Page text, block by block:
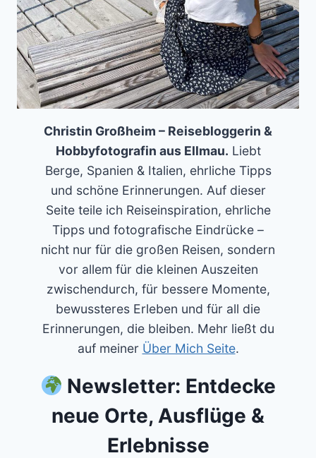
Christin Großheim – Reisebloggerin &
Hobbyfotografin aus Ellmau. Liebt
Berge, Spanien & Italien, ehrliche Tipps
und schöne Erinnerungen. Auf dieser
Seite teile ich Reiseinspiration, ehrliche
Tipps und fotografische Eindrücke –
nicht nur für die großen Reisen, sondern
vor allem für die kleinen Auszeiten
zwischendurch, für bessere Momente,
bewussteres Erleben und für all die
Erinnerungen, die bleiben. Mehr ließt du
auf meiner Über Mich Seite.
Newsletter: Entdecke
neue Orte, Ausflüge &
Erlebnisse